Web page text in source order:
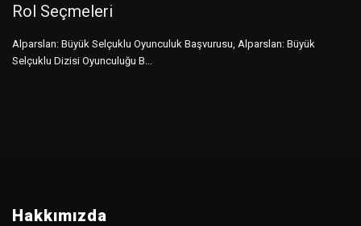
Rol Seçmeleri
Alparslan: Büyük Selçuklu Oyunculuk Başvurusu, Alparslan: Büyük
Selçuklu Dizisi Oyunculuğu B...
Hakkımızda